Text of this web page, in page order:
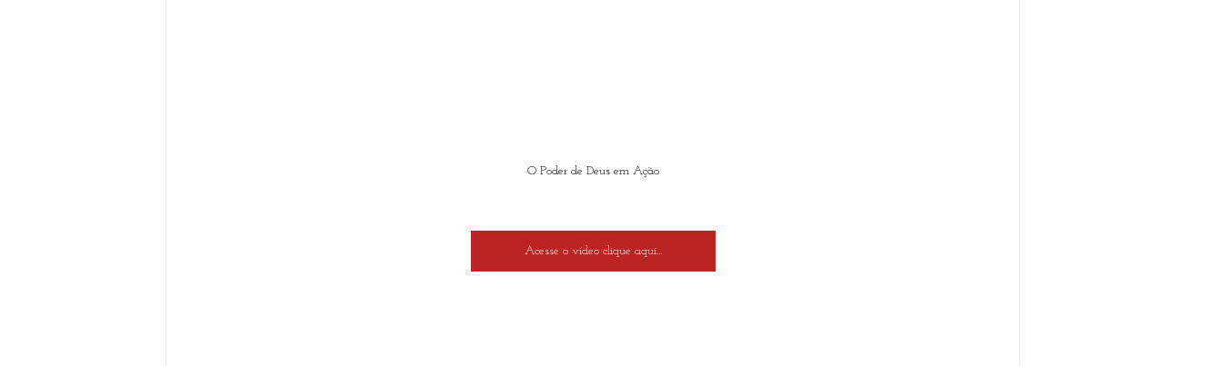
O Poder de Deus em Ação
Acesse o vídeo clique aqui...